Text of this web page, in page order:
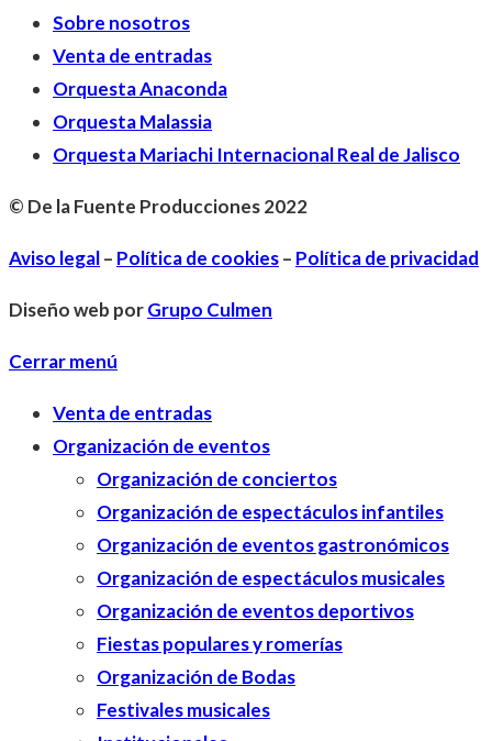
Sobre nosotros
Venta de entradas
Orquesta Anaconda
Orquesta Malassia
Orquesta Mariachi Internacional Real de Jalisco
© De la Fuente Producciones 2022
Aviso legal– Política de cookies– Política de privacidad
Diseño web porGrupo Culmen
Cerrar menú
Venta de entradas
Organización de eventos
Organización de conciertos
Organización de espectáculos infantiles
Organización de eventos gastronómicos
Organización de espectáculos musicales
Organización de eventos deportivos
Fiestas populares y romerías
Organización de Bodas
Festivales musicales